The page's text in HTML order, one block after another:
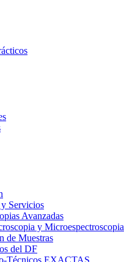
Servicios
Avanzadas
y Microespectroscopia
de Muestras
del DF
Técnicos EXACTAS